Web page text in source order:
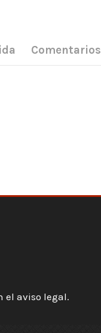
Comentarios
el aviso legal.